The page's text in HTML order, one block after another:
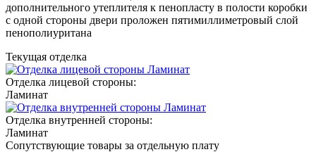
дополнительного утеплителя к пенопласту в полости коробки
с одной стороны двери проложен пятимиллиметровый слой
пенополиуритана
Текущая отделка
Отделка лицевой стороны:
Ламинат
Отделка внутренней стороны:
Ламинат
Сопутствующие товары за отдельную плату